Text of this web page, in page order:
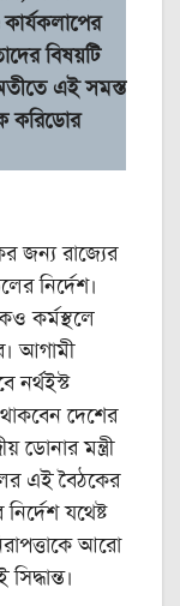
কার্যকলাপের
বিষয়টি
এই সমস্ত
করিডোর
রাজ্যের
নির্দেশ।
কর্মস্থলে
আগামী
নর্থইস্ট
দেশের
ডোনার মন্ত্রী
এই বৈঠকের
যথেষ্ট
আরো